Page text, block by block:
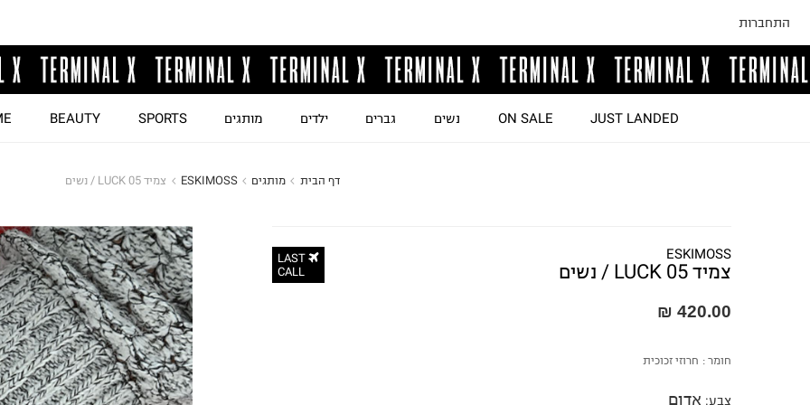
התחברות
JUST LANDED
ON SALE נשים גברים ילדים מותגים SPORTS
BEAUTY
דף הבית מותגים ESKIMOSS צמיד LUCK 05 / נשים
ESKIMOSS
צמיד LUCK 05 / נשים
LAST
CALL
420.00 ₪
חומר : חרוזי זכוכית
צבע: אדום